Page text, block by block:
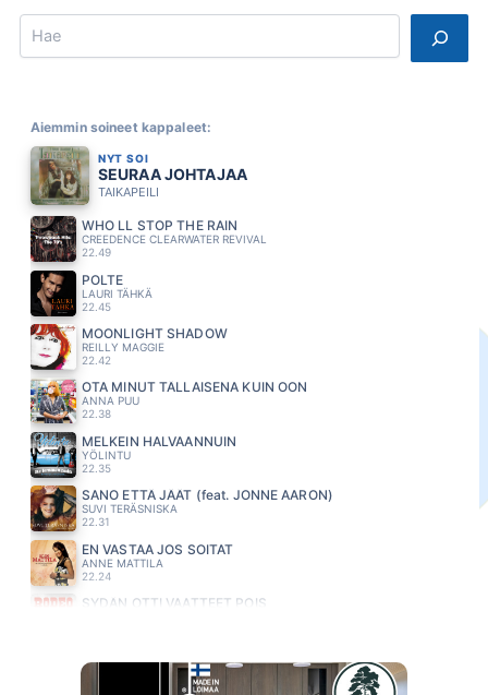
Search
Aiemmin soineet kappaleet:
NYT SOI
SEURAA JOHTAJAA
TAIKAPEILI
WHO LL STOP THE RAIN
CREEDENCE CLEARWATER REVIVAL
22.49
POLTE
LAURI TÄHKÄ
22.45
MOONLIGHT SHADOW
REILLY MAGGIE
22.42
OTA MINUT TÄLLAISENA KUIN OON
ANNA PUU
22.38
MELKEIN HALVAANNUIN
YÖLINTU
22.35
SANO ETTÄ JÄÄT (feat. JONNE AARON)
SUVI TERÄSNISKA
22.31
EN VASTAA JOS SOITAT
ANNE MATTILA
22.24
SYDÄN OTTI VAATTEET POIS
BOY MEETS GIRL